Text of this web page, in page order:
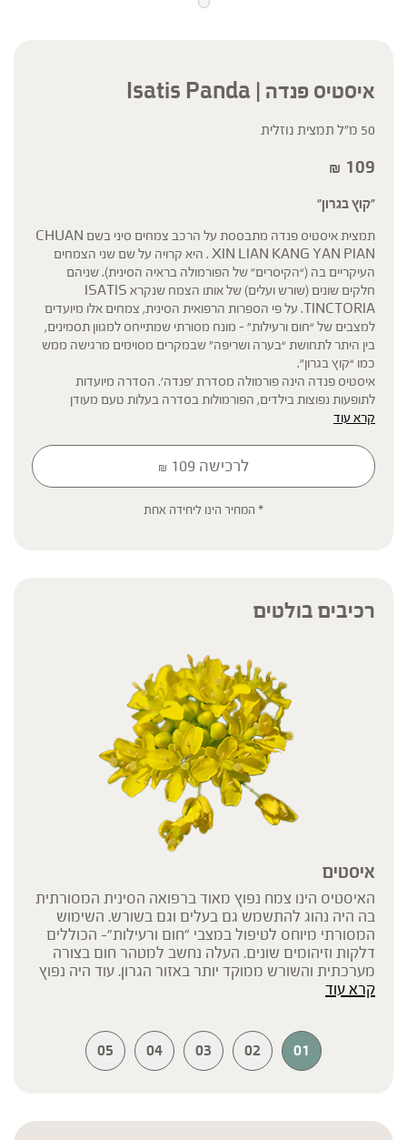
איסטיס פנדה | Isatis Panda
50 מ"ל תמצית נוזלית
₪ 109
"קוץ בגרון"
תמצית איסטיס פנדה מתבססת על הרכב צמחים סיני בשם CHUAN
XIN LIAN KANG YAN PIAN . היא קרויה על שם שני הצמחים
העיקריים בה (“הקיסרים” של הפורמולה בראיה הסינית). שניהם
חלקים שונים (שורש ועלים) של אותו הצמח שנקרא ISATIS
TINCTORIA. על פי הספרות הרפואית הסינית, צמחים אלו מיועדים
למצבים של “חום ורעילות” – מונח מסורתי שמתייחס למגוון תסמינים,
בין היתר לתחושת “בערה ושריפה” שבמקרים מסוימים מרגישה ממש
כמו “קוץ בגרון".
איסטיס פנדה הינה פורמולה מסדרת 'פנדה'. הסדרה מיועדות
לתופעות נפוצות בילדים, הפורמולות בסדרה בעלות טעם מעודן
להקלה על השימוש.
* תוסף תזונה
הכתוב מסתמך על גישות הרבליסטיות ונטורופתיות מסורתיות. למען הסר
תרופות מרשם – יש להיוועץ ברופא לפני השימוש. המונח 'צמחי מרפא'
מתייחס להגדרה המקובלת ברפואת הצמחים המסורתית.
קרא עוד
לרכישה ₪ 109
* המחיר הינו ליחידה אחת
רכיבים בולטים
איסטים
האיסטיס הינו צמח נפוץ מאוד ברפואה הסינית המסורתית
בה היה נהוג להתשמש גם בעלים וגם בשורש. השימוש
המסורתי מיוחס לטיפול במצבי "חום ורעילות"- הכוללים
דלקות וזיהומים שונים. העלה נחשב למטהר חום בצורה
מערכתית והשורש ממוקד יותר באזור הגרון. עוד היה נפוץ
בשימוש המסורתי השילוב של השניים – כך גם בפורמולה
קרא עוד
01
02
03
04
05